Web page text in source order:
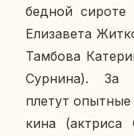
бедной сироте
Ели­за­ве­та
Там­бо­ва
Сур­ни­на). За
плетут
ки­на